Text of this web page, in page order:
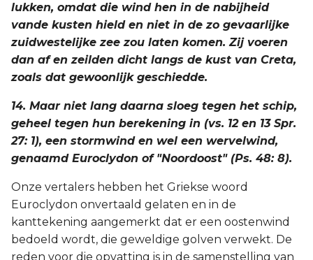
lukken, omdat die wind hen in de nabijheid
vande kusten hield en niet in de zo gevaarlijke
zuidwestelijke zee zou laten komen. Zij voeren
dan af en zeilden dicht langs de kust van Creta,
zoals dat gewoonlijk geschiedde.
14. Maar niet lang daarna sloeg tegen het schip,
geheel tegen hun berekening in (vs. 12 en 13 Spr.
27: 1), een stormwind en wel een wervelwind,
genaamd Euroclydon of "Noordoost" (Ps. 48: 8).
Onze vertalers hebben het Griekse woord
Euroclydon onvertaald gelaten en in de
kanttekening aangemerkt dat er een oostenwind
bedoeld wordt, die geweldige golven verwekt. De
reden voor die opvatting is in de samenstelling van